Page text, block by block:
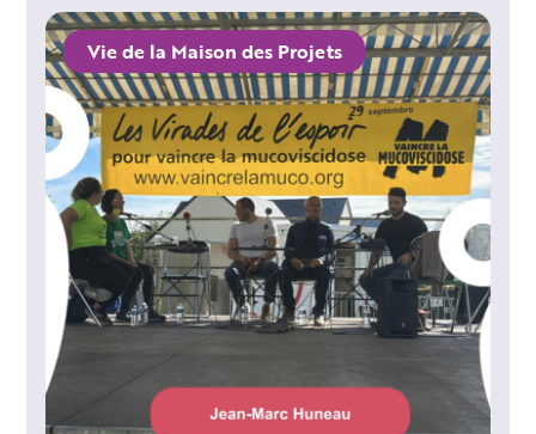
Vie de la Maison des Projets